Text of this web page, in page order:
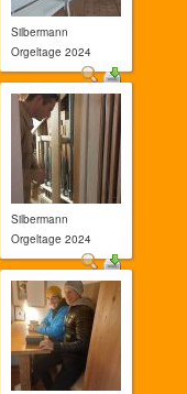
Silbermann
Orgeltage 2024
Silbermann
Orgeltage 2024